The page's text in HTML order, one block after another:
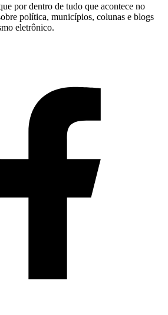
por dentro de tudo que acontece no
política, municípios, colunas e blogs
eletrônico.